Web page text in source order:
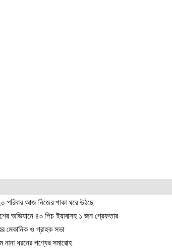
পরিবার আজ নিজের পাকা ঘরে উঠছে
অভিযানে ৪০ পিচ ইয়াবাসহ ১ জন গ্রেফতার
মেকানিক ও গ্রাহক সভা
ধরনের পণ্যের সমারোহ